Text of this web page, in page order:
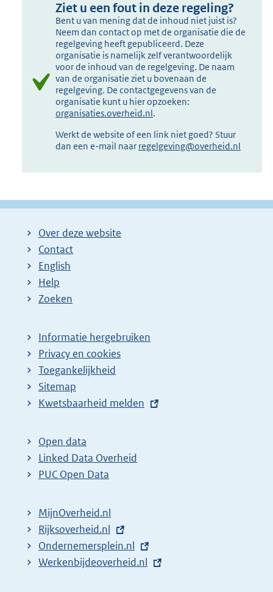
Ziet u een fout in deze regeling?
Bent u van mening dat de inhoud niet juist is?
Neem dan contact op met de organisatie die de
regelgeving heeft gepubliceerd. Deze
organisatie is namelijk zelf verantwoordelijk
voor de inhoud van de regelgeving. De naam
van de organisatie ziet u bovenaan de
regelgeving. De contactgegevens van de
organisatie kunt u hier opzoeken:
organisaties.overheid.nl.
Werkt de website of een link niet goed? Stuur
dan een e-mail naar regelgeving@overheid.nl
Over deze website
Contact
English
Help
Zoeken
Informatie hergebruiken
Privacy en cookies
Toegankelijkheid
Sitemap
E
t
e
r
l
i
n
k
Kwetsbaarheid melden
Open data
Linked Data Overheid
PUC Open Data
MijnOverheid.nl
E
x
t
Rijksoverheid.nl
E
x
Ondernemersplein.nl
E
Werkenbijdeoverheid.nl